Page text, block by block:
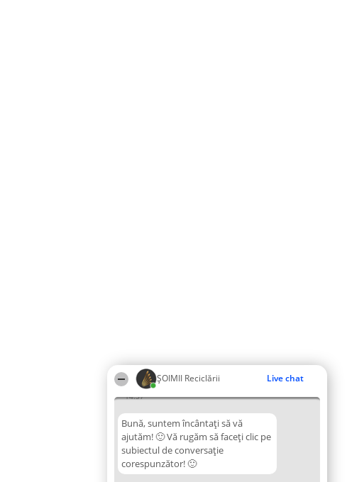
ȘOIMII Reciclării Live chat
14:37
Bună, suntem încântați să vă
ajutăm! 🙂 Vă rugăm să faceți clic pe
subiectul de conversație
corespunzător! 🙂